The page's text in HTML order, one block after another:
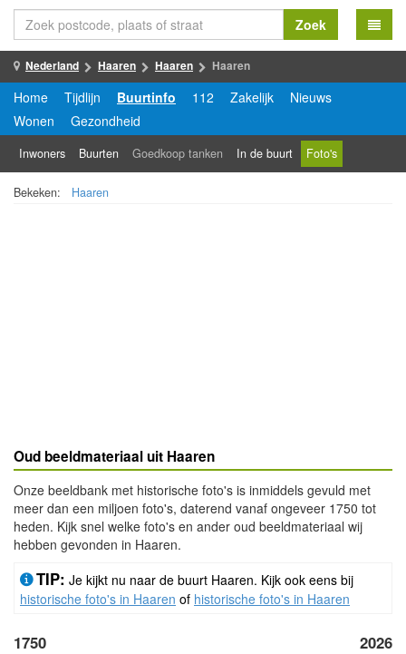
Zoek
Nederland Haaren Haaren Haaren
Home Tijdlijn Buurtinfo 112 Zakelijk
Nieuws
Wonen
Gezondheid
Inwoners Buurten Goedkoop tanken In de buurt Foto's
Bekeken: Haaren
Oud beeldmateriaal uit Haaren
Onze beeldbank met historische foto's is inmiddels gevuld met
meer dan een miljoen foto's, daterend vanaf ongeveer 1750 tot
heden. Kijk snel welke foto's en ander oud beeldmateriaal wij
hebben gevonden in Haaren.
TIP: Je kijkt nu naar de buurt Haaren. Kijk ook eens bij
historische foto's in Haaren of historische foto's in Haaren
1750 2026